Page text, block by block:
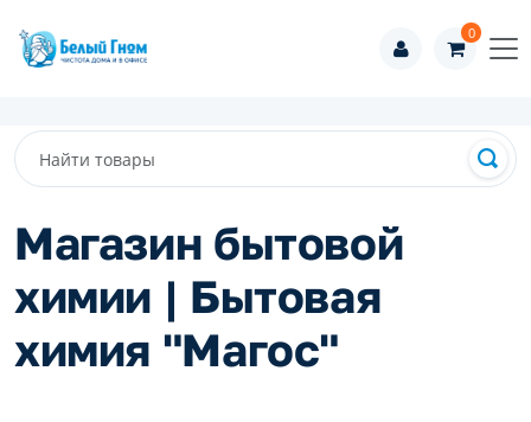
0
Магазин бытовой
химии | Бытовая
химия "Магос"